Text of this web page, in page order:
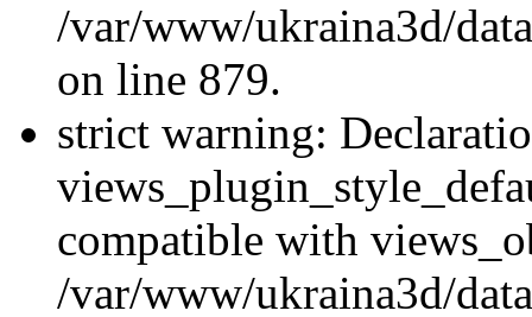
/var/www/ukraina3d/
on line 879.
strict warning:
compatible with
/var/www/ukraina3d/